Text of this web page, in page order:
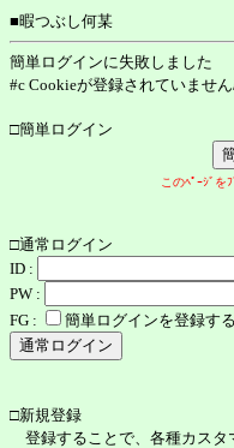
■暇つぶし何某
簡単ログインに失敗しました
#c Cookieが登録されていませ
□簡単ログイン
このﾍﾟｰｼﾞを
□通常ログイン
ID :
PW :
FG :
簡単ログインを登録する
□新規登録
登録することで、各種カスタ